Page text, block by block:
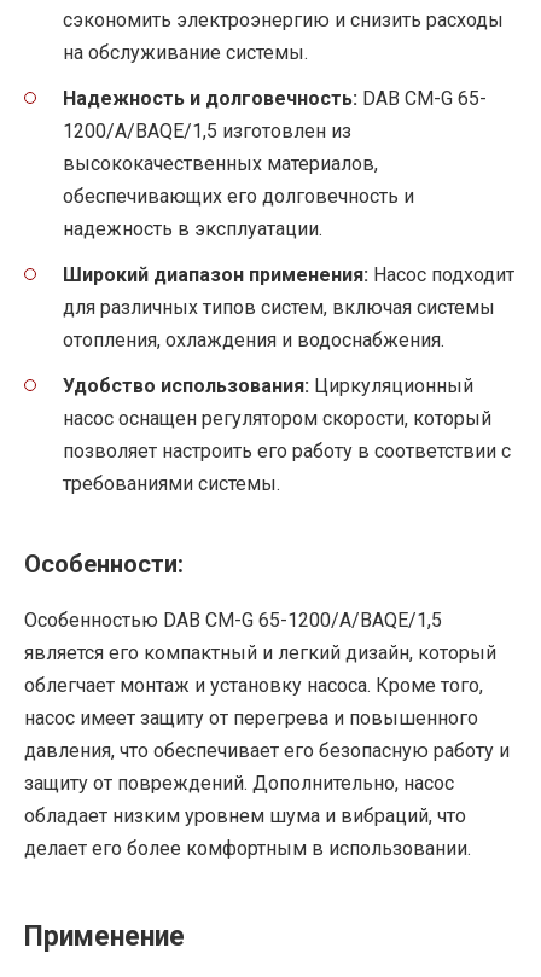
сэкономить электроэнергию и снизить расходы
на обслуживание системы.
Надежность и долговечность: DAB CM-G 65-
1200/A/BAQE/1,5 изготовлен из
высококачественных материалов,
обеспечивающих его долговечность и
надежность в эксплуатации.
Широкий диапазон применения: Насос подходит
для различных типов систем, включая системы
отопления, охлаждения и водоснабжения.
Удобство использования: Циркуляционный
насос оснащен регулятором скорости, который
позволяет настроить его работу в соответствии с
требованиями системы.
Особенности:
Особенностью DAB CM-G 65-1200/A/BAQE/1,5
является его компактный и легкий дизайн, который
облегчает монтаж и установку насоса. Кроме того,
насос имеет защиту от перегрева и повышенного
давления, что обеспечивает его безопасную работу и
защиту от повреждений. Дополнительно, насос
обладает низким уровнем шума и вибраций, что
делает его более комфортным в использовании.
Применение